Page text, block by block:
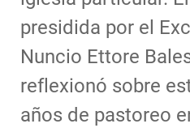
presidida por el
Nuncio Ettore
reflexionó sobre
años de pastoreo